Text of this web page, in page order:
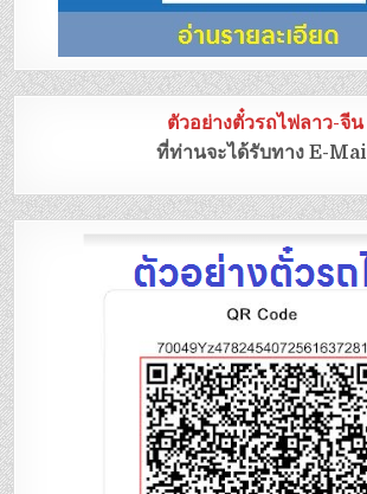
ตัวอย่างตั๋วรถไฟลาว-จีน
ที่ท่านจะได้รับทาง E-Mail